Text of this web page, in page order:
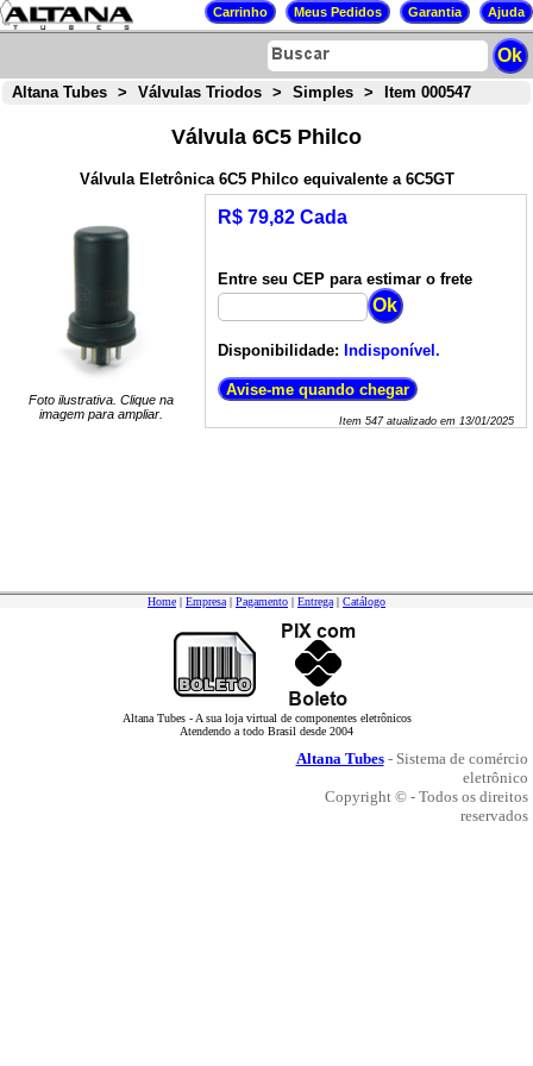
Altana Tubes > Válvulas Triodos > Simples > Item 000547
Válvula 6C5 Philco
Válvula Eletrônica 6C5 Philco equivalente a 6C5GT
Foto ilustrativa. Clique na
imagem para ampliar.
R$ 79,82 Cada
Entre seu CEP para estimar o frete
Disponibilidade: Indisponível.
Item 547atualizado em 13/01/2025
Home | Empresa | Pagamento | Entrega | Catálogo
Altana Tubes - A sua loja virtual de componentes eletrônicos
Atendendo a todo Brasil desde 2004
Altana Tubes- Sistema de comércio
eletrônico
Copyright © - Todos os direitos
reservados